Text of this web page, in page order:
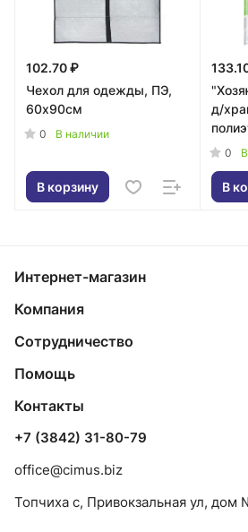
102.70 ₽
Чехол для одежды, ПЭ,
60х90см
0 В наличии
В корзину
д/
0
В
Интернет-магазин
Компания
Сотрудничество
Помощь
Контакты
+7 (3842) 31-80-79
office@cimus.biz
Топчиха с, Привокзальная ул, дом